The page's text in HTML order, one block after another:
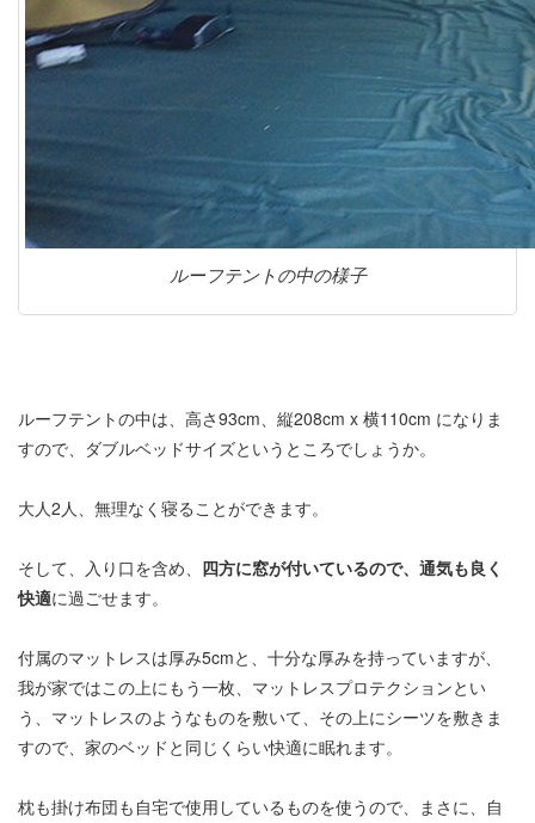
ルーフテントの中の様子
ルーフテントの中は、高さ93cm、縦208cm x 横110cm になりま
すので、ダブルベッドサイズというところでしょうか。
大人2人、無理なく寝ることができます。
そして、入り口を含め、 四方に窓が付いているので、通気も良く
快適に過ごせます。
付属のマットレスは厚み5cmと、十分な厚みを持っていますが、
我が家ではこの上にもう一枚、マットレスプロテクションとい
う、マットレスのようなものを敷いて、その上にシーツを敷きま
すので、家のベッドと同じくらい快適に眠れます。
枕も掛け布団も自宅で使用しているものを使うので、まさに、自